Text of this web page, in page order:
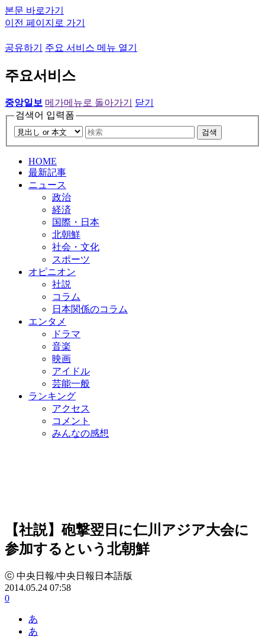
본문 바로가기
이전 페이지로 가기
공유하기 주요 서비스 메뉴 열기
주요서비스
중앙일보 메가메뉴로 돌아가기
닫기
검색어 입력폼
검색
HOME
最新記事
ニュース
政治
経済
国際・日本
北朝鮮
社会・文化
スポーツ
オピニオン
社説
コラム
日本関係のコラム
エンタメ
ドラマ
音楽
映画
アイドル
芸能一般
ランキング
アクセス
コメント
みんなの感想
【社説】砲撃翌日に仁川アジア大会に
参加するという北朝鮮
ⓒ 中央日報/中央日報日本語版
2014.05.24 07:58
0
あ
あ